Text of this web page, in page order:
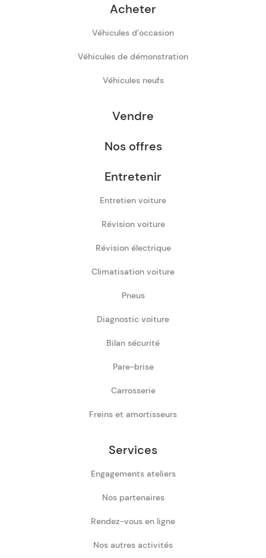
Acheter
Véhicules d’occasion
Véhicules de démonstration
Véhicules neufs
Vendre
Nos offres
Entretenir
Entretien voiture
Révision voiture
Révision électrique
Climatisation voiture
Pneus
Diagnostic voiture
Bilan sécurité
Pare-brise
Carrosserie
Freins et amortisseurs
Services
Engagements ateliers
Nos partenaires
Rendez-vous en ligne
Nos autres activités